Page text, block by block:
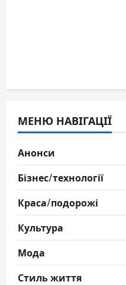
МЕНЮ НАВІГАЦІЇ
Анонси
Бізнес/технології
Краса/подорожі
Культура
Мода
Стиль життя